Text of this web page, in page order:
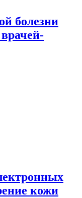
болезни
кожи